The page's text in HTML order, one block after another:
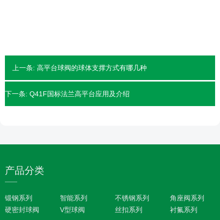
上一条: 高平台球阀的球体支撑方式有哪几种
下一条: Q41F国标法兰高平台应用及介绍
产品分类
锻钢系列 智能系列 不锈钢系列
角座阀系列
硬密封球阀
V型球阀 丝扣系列 衬氟系列